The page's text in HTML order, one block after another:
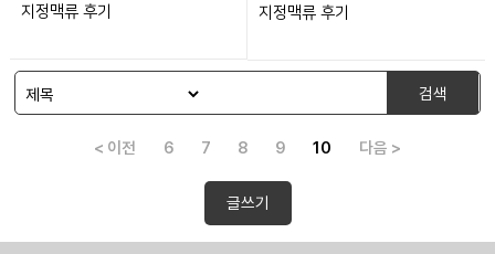
지정맥류 후기
지정맥류 후기
검색
< 이전 6 7 8 9 10 다음 >
글쓰기